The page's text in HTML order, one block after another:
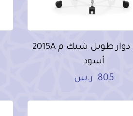
كرسي دوار طويل شبك م 2015A
أسود
805 ر.س